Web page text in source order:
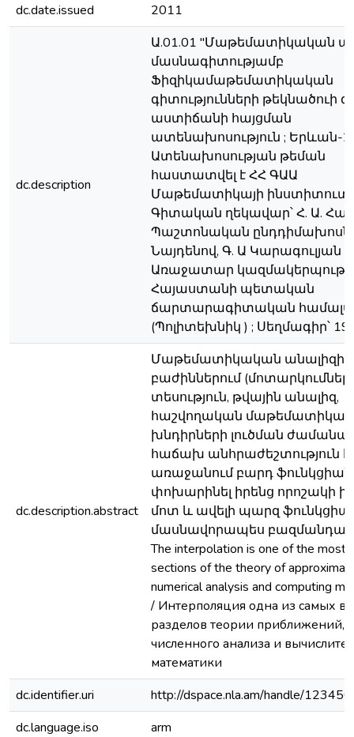
dc.date.issued
2011
dc.description
Ա.01.01 "Մաթեմատիկական
մասնագիտությամբ
Ֆիզիկամաթեմատիկական
գիտությունների թեկնածուի
աստիճանի հայցման
ատենախոսություն ; Երևան-
Ատենախոսության թեման
հաստատվել է ՀՀ ԳԱԱ
Մաթեմատիկայի
Գիտական ղեկավար՝ Հ. Ա.
Պաշտոնական
Նայդենով, Գ. Ա Կարագուլյան ;
Առաջատար
Հայաստանի պետական
ճարտարագիտական
(Պոլիտեխնիկ ) ; Սեղմագիր՝ 19
dc.description.abstract
Մաթեմատիկական անալիզի,
բաժիններում
տեսություն, թվային անալիզ,
հաշվողական մաթեմատիկա և
խնդիրների լուծման
հաճախ անհրաժեշտություն է
առաջանում բարդ
փոխարինել իրենց որոշակի
մոտ և ավելի պարզ
մասնավորապես
The interpolation is one of the most
sections of the theory of
numerical analysis and computing
/ Интерполяция одна из самых
разделов теории приближений,
численного анализа и
математики
dc.identifier.uri
http://dspace.nla.am/handle/
dc.language.iso
arm